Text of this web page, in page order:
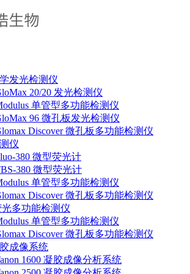
发光检测仪
20/20 发光检测仪
单管型多功能检测仪
96 微孔板发光检测仪
Discover 微孔板多功能检测仪
仪
380 微型荧光计
380 微型荧光计
单管型多功能检测仪
Discover 微孔板多功能检测仪
多功能检测仪
单管型多功能检测仪
Discover 微孔板多功能检测仪
成像系统
1600 凝胶成像分析系统